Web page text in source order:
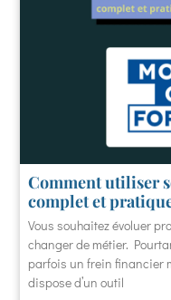
Comment utiliser
complet et
Vous souhaitez évoluer
changer de métier.
parfois un frein financier
dispose d’un outil